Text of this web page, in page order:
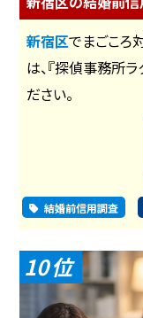
新宿区でまごころ
は、『探偵事務所
ださい。
結婚前信用調査
10